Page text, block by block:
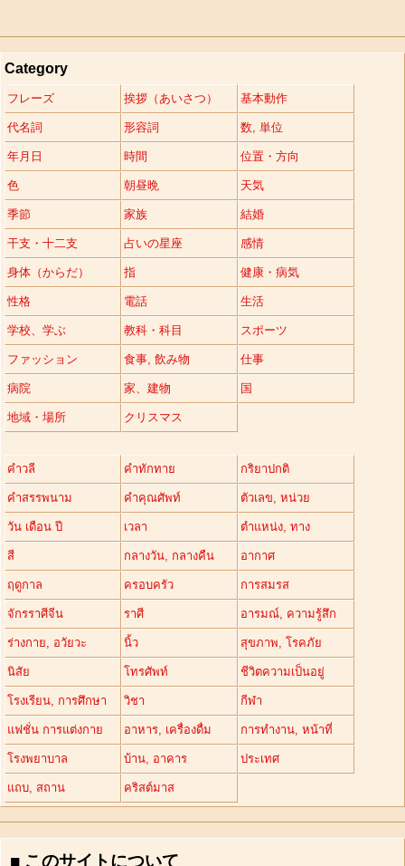
Category
フレーズ 挨拶（あいさつ） 基本動作
代名詞 形容詞 数, 単位
年月日 時間 位置・方向
色 朝昼晩 天気
季節 家族 結婚
干支・十二支 占いの星座 感情
身体（からだ） 指 健康・病気
性格 電話 生活
学校、学ぶ 教科・科目 スポーツ
ファッション 食事, 飲み物 仕事
病院 家、建物 国
地域・場所 クリスマス
คำวลี คำทักทาย กริยาปกติ
คำสรรพนาม คำคุณศัพท์ ตัวเลข, หน่วย
วัน เดือน ปี เวลา ตำแหน่ง, ทาง
สี กลางวัน, กลางคืน อากาศ
ฤดูกาล ครอบครัว การสมรส
จักรราศีจีน ราศี อารมณ์, ความรู้สึก
ร่างกาย, อวัยวะ นิ้ว สุขภาพ, โรคภัย
นิสัย โทรศัพท์ ชีวิตความเป็นอยู่
โรงเรียน, การศึกษา วิชา กีฬา
แฟชั่น การแต่งกาย อาหาร, เครื่องดื่ม การทำงาน, หน้าที่
โรงพยาบาล บ้าน, อาคาร ประเทศ
แถบ, สถาน คริสต์มาส
■ このサイトについて